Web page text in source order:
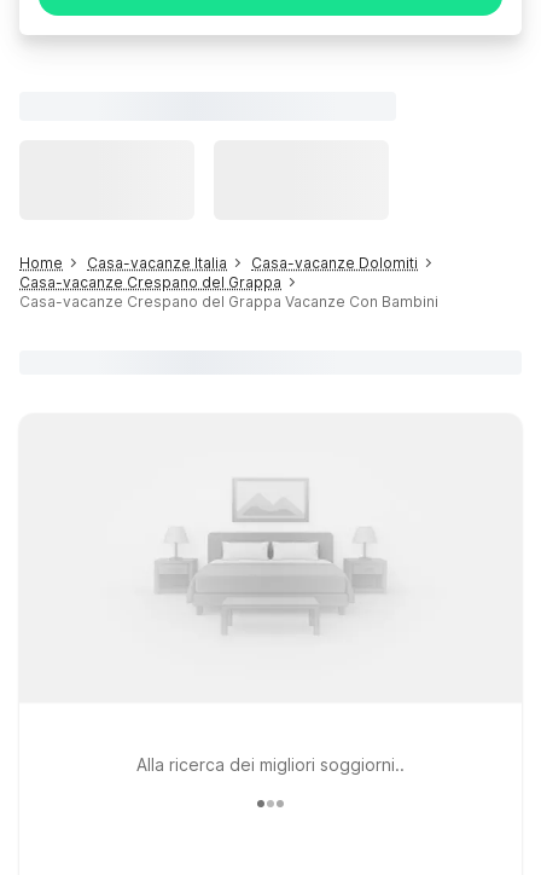
Home Casa-vacanze Italia
Casa-vacanze Dolomiti
Casa-vacanze Crespano del Grappa
Casa-vacanze Crespano del Grappa Vacanze Con Bambini
Alla ricerca dei migliori soggiorni..